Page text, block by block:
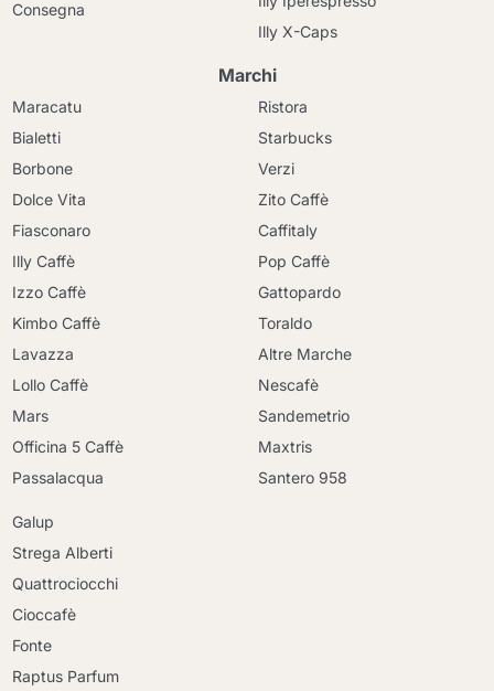
Consegna
Illy X-Caps
Marchi
Maracatu
Bialetti
Borbone
Dolce Vita
Fiasconaro
Illy Caffè
Izzo Caffè
Kimbo Caffè
Lavazza
Lollo Caffè
Mars
Officina 5 Caffè
Passalacqua
Ristora
Starbucks
Verzi
Zito Caffè
Caffitaly
Pop Caffè
Gattopardo
Toraldo
Altre Marche
Nescafè
Sandemetrio
Maxtris
Santero 958
Galup
Strega Alberti
Quattrociocchi
Cioccafè
Fonte
Raptus Parfum